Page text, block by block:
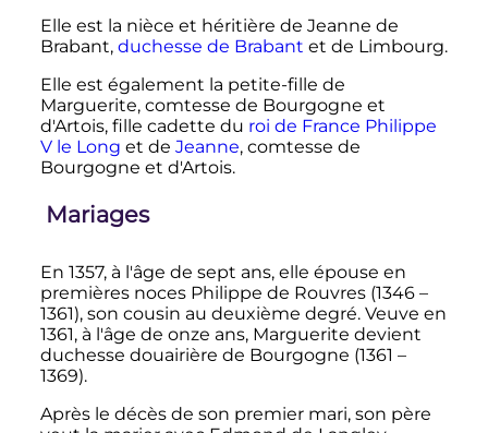
Elle est la nièce et héritière de Jeanne de
Brabant, duchesse de Brabant et de Limbourg.
Elle est également la petite-fille de
Marguerite, comtesse de Bourgogne et
d'Artois, fille cadette du roi de France Philippe
V le Long et de Jeanne, comtesse de
Bourgogne et d'Artois.
Mariages
En 1357, à l'âge de sept ans, elle épouse en
premières noces Philippe de Rouvres (1346 –
1361), son cousin au deuxième degré. Veuve en
1361, à l'âge de onze ans, Marguerite devient
duchesse douairière de Bourgogne (1361 –
1369).
Après le décès de son premier mari, son père